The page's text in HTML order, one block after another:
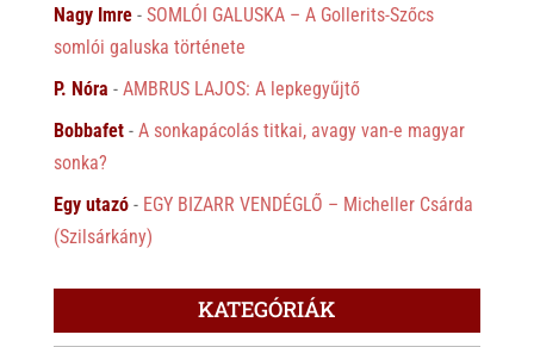
Nagy Imre- SOMLÓI GALUSKA – A Gollerits-Szőcs
somlói galuska története
P. Nóra - AMBRUS LAJOS: A lepkegyűjtő
Bobbafet- A sonkapácolás titkai, avagy van-e magyar
sonka?
Egy utazó- EGY BIZARR VENDÉGLŐ – Micheller Csárda
(Szilsárkány)
KATEGÓRIÁK